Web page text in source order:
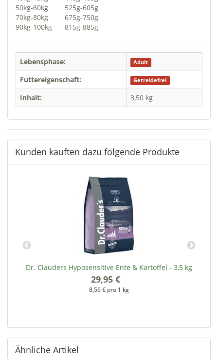
50kg-60kg
525g-605g
70kg-80kg
675g-750g
90kg-100kg
815g-885g
Lebensphase: Adult
Futtereigenschaft: Getreidefrei
Inhalt: 3,50 kg
Kunden kauften dazu folgende Produkte
Dr. Clauders Hyposensitive Ente & Kartoffel - 3,5 kg
29,95 €
8,56 € pro 1 kg
Ähnliche Artikel